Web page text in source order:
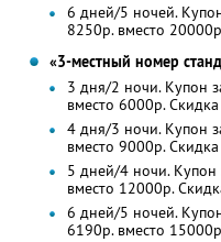
6 дней/5 ночей.
8250р. вместо
«3-местный номер
3 дня/2 ночи. Купон
вместо 6000р.
4 дня/3 ночи. Купон
вместо 9000р.
5 дней/4 ночи. Купон
вместо 12000р.
6 дней/5 ночей.
6190р. вместо